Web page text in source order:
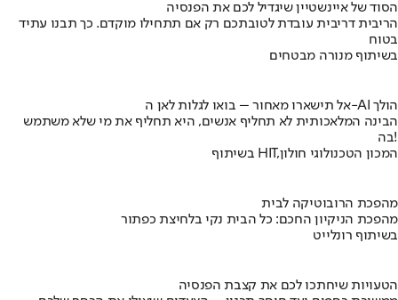
הסוד של איינשטיין שיגדיל לכם את הפנסיה
הריבית דריבית עובדת לטובתכם רק אם תתחילו מוקדם. כך תבנו עתיד
בטוח
בשיתוף מנורה מבטחים
אל תישארו מאחור – בואו לגלות לאן ה-AI הולך
הבינה המלאכותית לא תחליף אנשים, היא תחליף את מי שלא משתמש
בה!
בשיתוף HIT,המכון הטכנולוגי חולון
מהפכת הרובוטיקה לבית
מהפכת הניקיון החכם: כל הבית נקי בלחיצת כפתור
בשיתוף רונלייט
הטעויות שיחתכו לכם את קצבת הפנסיה